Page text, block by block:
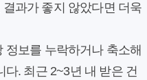
과가 좋지 않았다면 더욱
보를 누락하거나 축소해
. 최근 2~3년 내 받은 건